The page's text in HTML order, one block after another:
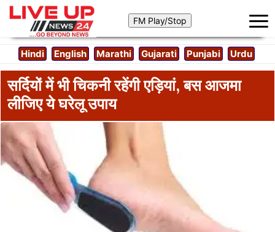
Hindi English Marathi Gujarati Punjabi Urdu
सर्दियों में भी चिकनी रहेंगी एड़ियां, बस आजमा
लीजिए ये घरेलू उपाय